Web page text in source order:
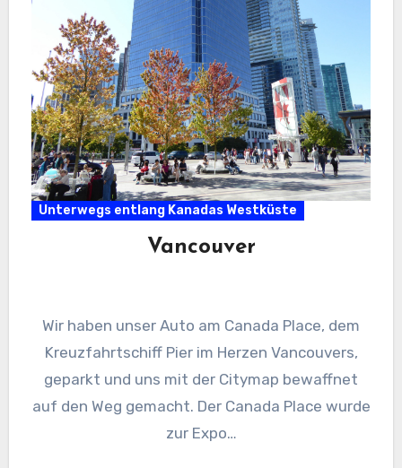
Unterwegs entlang Kanadas Westküste
Vancouver
Wir haben unser Auto am Canada Place, dem
Kreuzfahrtschiff Pier im Herzen Vancouvers,
geparkt und uns mit der Citymap bewaffnet
auf den Weg gemacht. Der Canada Place wurde
zur Expo…